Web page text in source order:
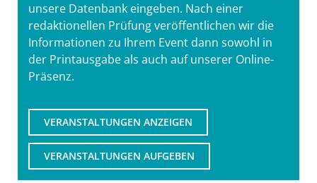
unsere Datenbank eingeben. Nach einer
redaktionellen Prüfung veröffentlichen wir die
Informationen zu Ihrem Event dann sowohl in
der Printausgabe als auch auf unserer Online-
Präsenz.
VERANSTALTUNGEN ANZEIGEN
VERANSTALTUNGEN AUFGEBEN